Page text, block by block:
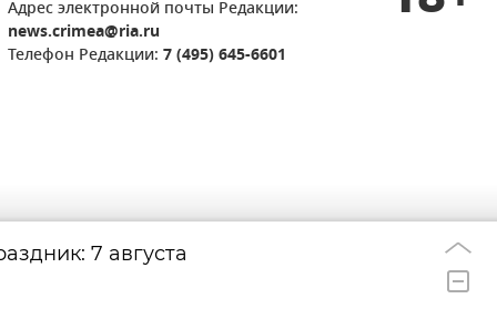
Адрес электронной почты Редакции:
news.crimea@ria.ru
Телефон Редакции: 7 (495) 645-6601
7 августа
Атаки ВСУ на
африканская